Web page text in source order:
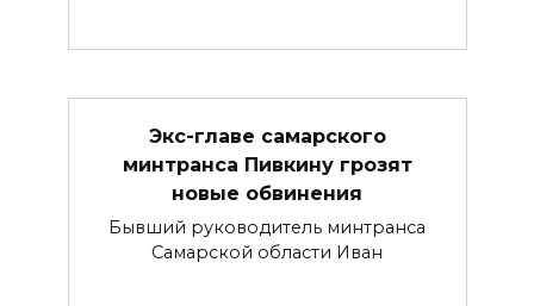
Экс-главе самарского
минтранса Пивкину грозят
новые обвинения
Бывший руководитель минтранса
Самарской области Иван